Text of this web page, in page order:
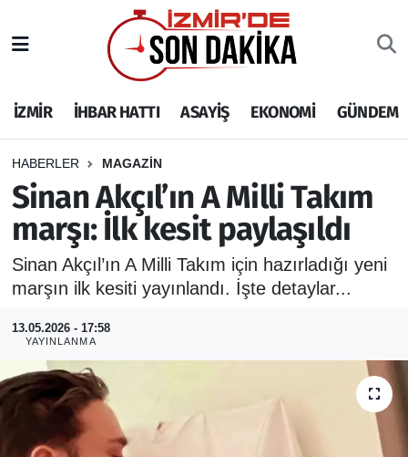
İZMİR İHBAR HATTI ASAYİŞ EKONOMİ GÜNDEM
HABERLER MAGAZİN
Sinan Akçıl’ın A Milli Takım
marşı: İlk kesit paylaşıldı
Sinan Akçıl’ın A Milli Takım için hazırladığı yeni
marşın ilk kesiti yayınlandı. İşte detaylar...
13.05.2026 - 17:58
YAYINLANMA
İHBAR HATTI
DEPREM
GENEL
EKONOMİ
SİYASET
SPOR
ASAYİŞ
RESMİ REKLAM
İzmir Nöbetçi Eczaneler
İzmir Hava Durumu
İzmir Namaz Vakitleri
İzmir Trafik Yoğunluk Haritası
Puan Durumu ve Fikstür
Tüm Manşetler
Son Dakika Haberleri
Haber Arşivi